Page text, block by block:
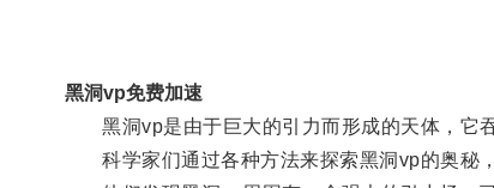
黑洞vp免费加速
黑洞vp是由于巨大的引力而形成的天体，它吞
科学家们通过各种方法来探索黑洞vp的奥秘，